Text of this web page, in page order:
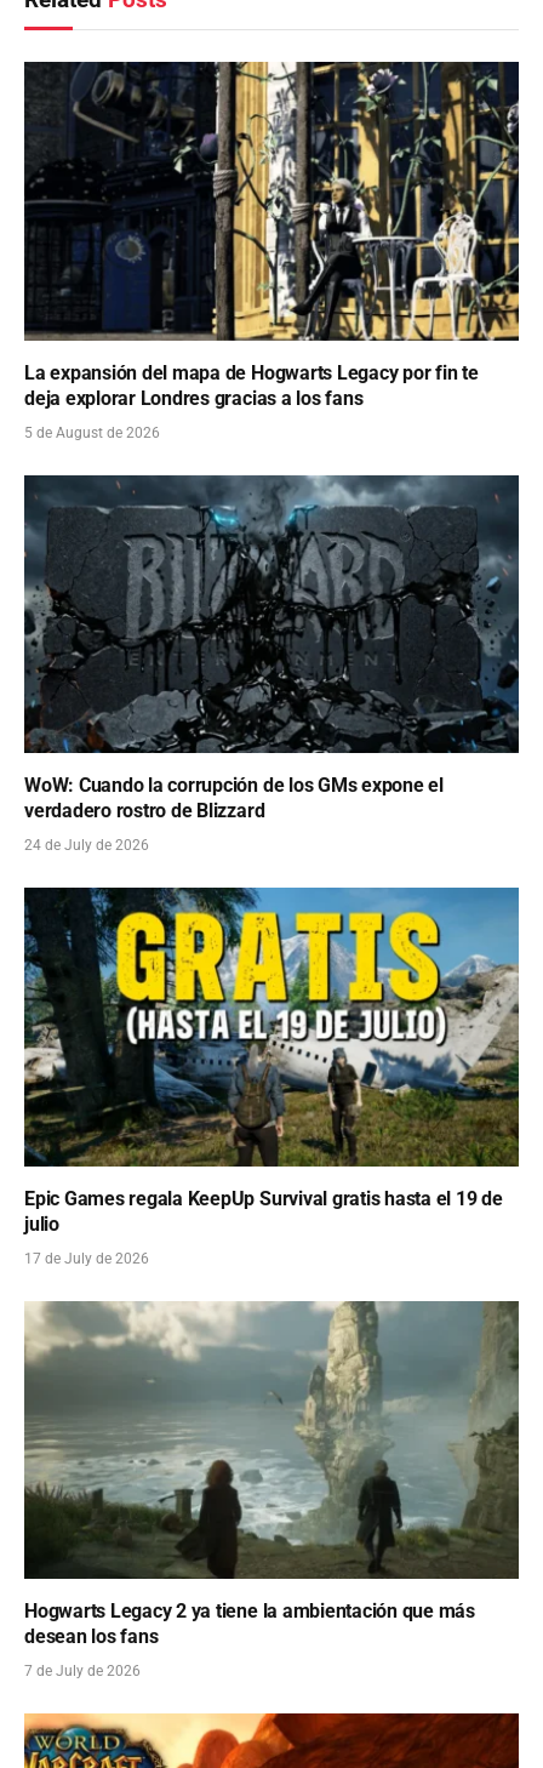
La expansión del mapa de Hogwarts Legacy por fin te
deja explorar Londres gracias a los fans
5 de August de 2026
WoW: Cuando la corrupción de los GMs expone el
verdadero rostro de Blizzard
24 de July de 2026
Epic Games regala KeepUp Survival gratis hasta el 19 de
julio
17 de July de 2026
Hogwarts Legacy 2 ya tiene la ambientación que más
desean los fans
7 de July de 2026